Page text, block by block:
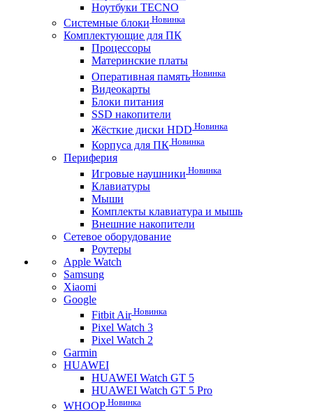
Ноутбуки TECNO
Системные блоки Новинка
Комплектующие для ПК
Процессоры
Материнские платы
Оперативная память Новинка
Видеокарты
Блоки питания
SSD накопители
Жёсткие диски HDD Новинка
Корпуса для ПК Новинка
Периферия
Игровые наушники Новинка
Клавиатуры
Мыши
Комплекты клавиатура и мышь
Внешние накопители
Сетевое оборудование
Роутеры
Apple Watch
Samsung
Xiaomi
Google
Fitbit AirНовинка
Pixel Watch 3
Pixel Watch 2
Garmin
HUAWEI
HUAWEI Watch GT 5
HUAWEI Watch GT 5 Pro
WHOOP Новинка